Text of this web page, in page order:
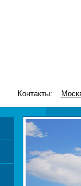
Контакты: